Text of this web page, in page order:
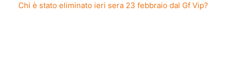
Chi è stato eliminato ieri sera 23 febbraio dal Gf Vip?